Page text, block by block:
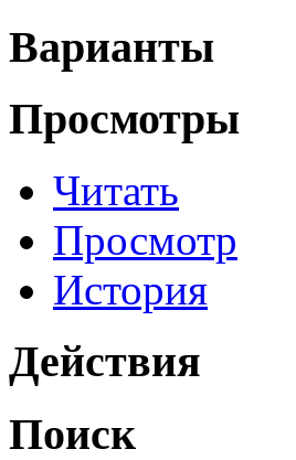
Варианты
Просмотры
Читать
Просмотр
История
Действия
Поиск